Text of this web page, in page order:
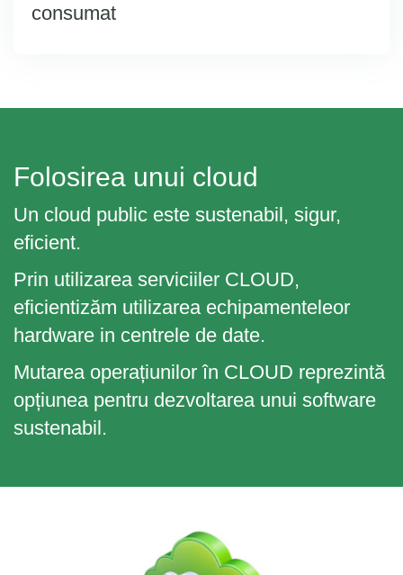
consumat
Folosirea unui cloud
Un cloud public este sustenabil, sigur,
eficient.
Prin utilizarea serviciiler CLOUD,
eficientizăm utilizarea echipamenteleor
hardware in centrele de date.
Mutarea operațiunilor în CLOUD reprezintă
opțiunea pentru dezvoltarea unui software
sustenabil.